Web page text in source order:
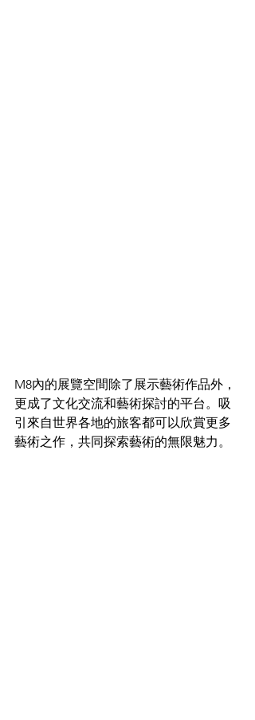
M8內的展覽空間除了展示藝術作品外，
更成了文化交流和藝術探討的平台。吸
引來自世界各地的旅客都可以欣賞更多
藝術之作，共同探索藝術的無限魅力。